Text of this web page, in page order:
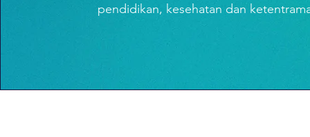
pendidikan, kesehatan dan